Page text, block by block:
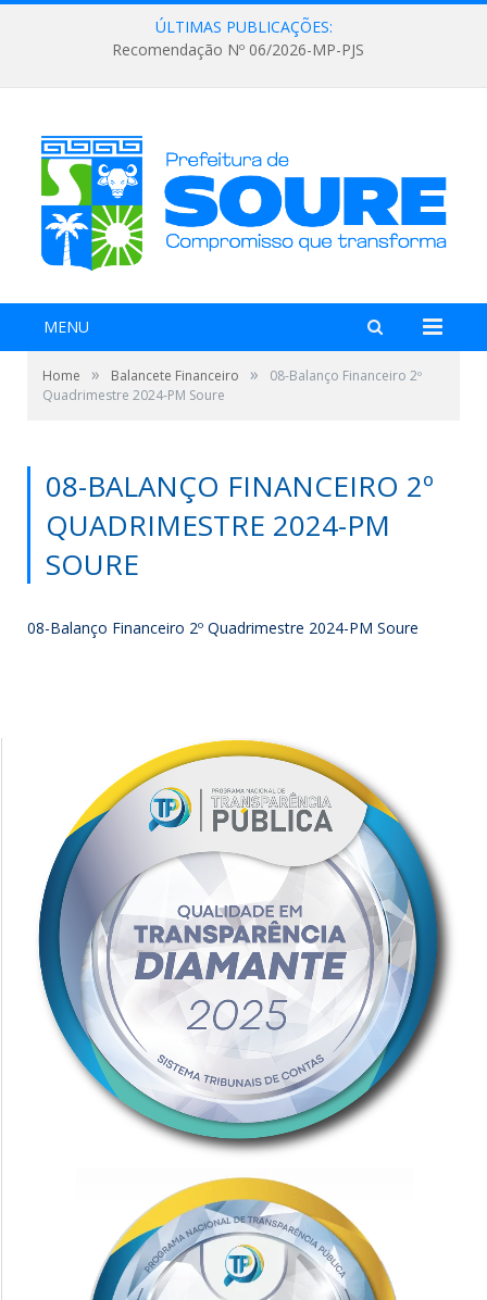
ÚLTIMAS PUBLICAÇÕES:
Recomendação Nº 06/2026-MP-PJS
MENU
Home » Balancete Financeiro »
08-Balanço Financeiro 2º
Quadrimestre 2024-PM Soure
08-BALANÇO FINANCEIRO 2º
QUADRIMESTRE 2024-PM
SOURE
08-Balanço Financeiro 2º Quadrimestre 2024-PM Soure